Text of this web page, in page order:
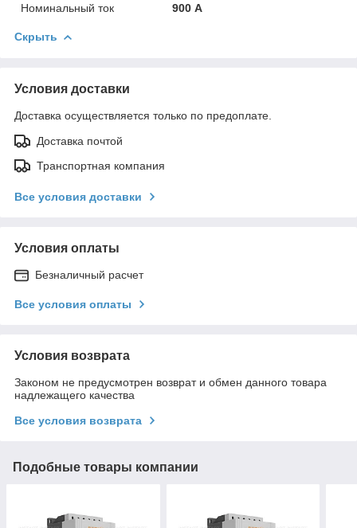
Номинальный ток
900 А
Скрыть
Условия доставки
Доставка осуществляется только по предоплате.
Доставка почтой
Транспортная компания
Все условия доставки
Условия оплаты
Безналичный расчет
Все условия оплаты
Условия возврата
Законом не предусмотрен возврат и обмен данного товара
надлежащего качества
Все условия возврата
Подобные товары компании